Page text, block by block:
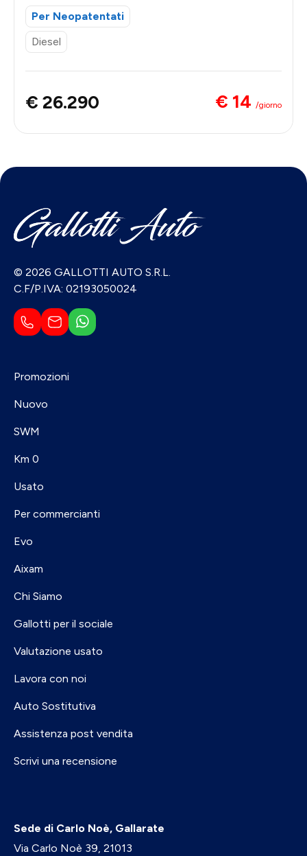
Per Neopatentati
Diesel
€ 26.290 € 14 /giorno
© 2026 GALLOTTI AUTO S.R.L.
C.F/P.IVA: 02193050024
Promozioni
Nuovo
SWM
Km 0
Usato
Per commercianti
Evo
Aixam
Chi Siamo
Gallotti per il sociale
Valutazione usato
Lavora con noi
Auto Sostitutiva
Assistenza post vendita
Scrivi una recensione
Sede di Carlo Noè, Gallarate
Via Carlo Noè 39, 21013